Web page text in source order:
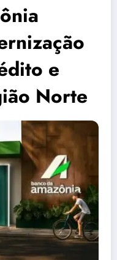
e
Norte